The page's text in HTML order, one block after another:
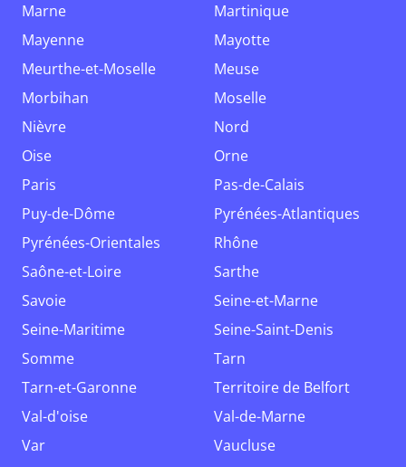
Marne
Martinique
Mayenne
Mayotte
Meurthe-et-Moselle
Meuse
Morbihan
Moselle
Nièvre
Nord
Oise
Orne
Paris
Pas-de-Calais
Puy-de-Dôme
Pyrénées-Atlantiques
Pyrénées-Orientales
Rhône
Saône-et-Loire
Sarthe
Savoie
Seine-et-Marne
Seine-Maritime
Seine-Saint-Denis
Somme
Tarn
Tarn-et-Garonne
Territoire de Belfort
Val-d'oise
Val-de-Marne
Var
Vaucluse